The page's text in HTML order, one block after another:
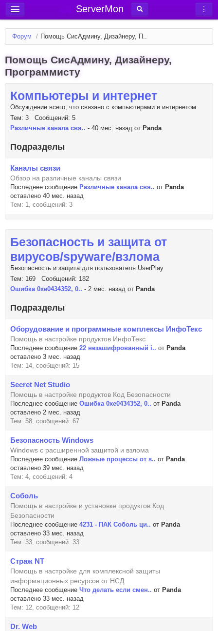
ServerMon
Добавить сервер
Мониторинг серверов
Новости
Блог
Статьи
Форум
Вход в аккаунт
Форум / Помощь СисАдмину, Дизайнеру, П..
Помощь СисАдмину, Дизайнеру,
Программисту
Компьютеры и интернет
Обсуждение всего, что связано с компьютерами и интернетом
Тем: 3 Сообщений: 5
Различные канала свя.. - 40 мес. назад от Panda
Подразделы
Каналы связи
Обзор на различные каналы связи
Последнее сообщение Различные канала свя.. от Panda
оставлено 40 мес. назад
Тем: 1, сообщений: 3
Безопасность и защита от
вирусов/spyware/взлома
Безопасность и защита для пользователя UserPlay
Тем: 169 Сообщений: 182
Ошибка 0xe0434352, 0.. - 2 мес. назад от Panda
Подразделы
Оборудование и программные комплексы ИнфоТекс
Помощь в настройке продуктов ИнфоТекс
Последнее сообщение 22 незашифрованный i.. от Panda
оставлено 3 мес. назад
Тем: 14, сообщений: 15
Secret Net Studio
Помощь в настройке продуктов Код Безопасности
Последнее сообщение Ошибка 0xe0434352, 0.. от Panda
оставлено 2 мес. назад
Тем: 58, сообщений: 67
Безопасность Windows
Windows с расширенной защитой и взлома
Последнее сообщение Ложные процессы от s.. от Panda
оставлено 39 мес. назад
Тем: 4, сообщений: 4
Соболь
Помощь в настройке и установке продуктов Код
Безопасности
Последнее сообщение 4231 - ПАК Соболь ци.. от Panda
оставлено 33 мес. назад
Тем: 33, сообщений: 33
Страж NT
Помощь в настройке для комплексной защиты
информационных ресурсов от НСД
Последнее сообщение Что делать если смен.. от Panda
оставлено 33 мес. назад
Тем: 12, сообщений: 12
Dr. Web